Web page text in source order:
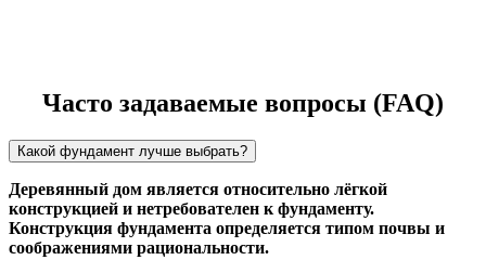
Часто задаваемые вопросы (FAQ)
Какой фундамент лучше выбрать?
Деревянный дом является относительно лёгкой
конструкцией и нетребователен к фундаменту.
Конструкция фундамента определяется типом почвы и
соображениями рациональности.